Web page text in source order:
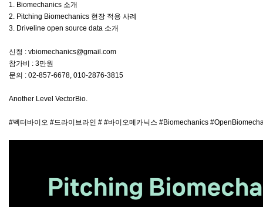
1. Biomechanics 소개
2. Pitching Biomechanics 현장 적용 사례
3. Driveline open source data 소개
신청 : vbiomechanics@gmail.com
참가비 : 3만원
문의 : 02-857-6678, 010-2876-3815
Another Level VectorBio.
#벡터바이오 #드라이브라인 # #바이오메카닉스 #Biomechanics